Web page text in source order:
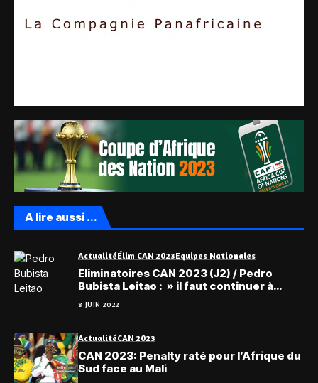
A lire aussi ...
ActualitéÉlim CAN 2023Equipes Nationales
Eliminatoires CAN 2023 (J2) / Pedro
Bubista Leitao : » il faut continuer à
8 JUIN 2022
ActualitéCAN 2023
CAN 2023: Penalty raté pour l’Afrique du
Sud face au Mali